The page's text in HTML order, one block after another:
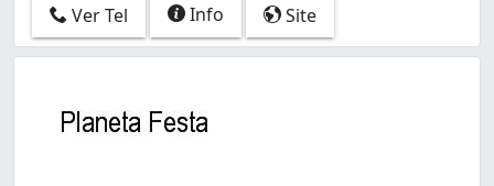
Ver Tel Info Site